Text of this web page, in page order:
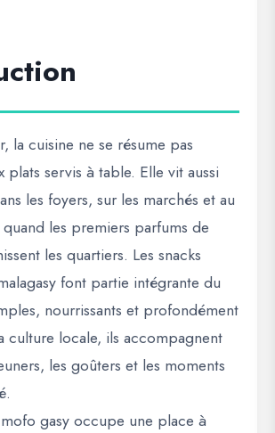
la cuisine ne se résume pas
plats servis à table. Elle vit aussi
les foyers, sur les marchés et au
les premiers parfums de
les quartiers. Les snacks
font partie intégrante du
nourrissants et profondément
culture locale, ils accompagnent
les goûters et les moments
mofo gasyoccupe une place à